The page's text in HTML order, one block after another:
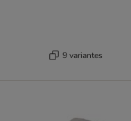
9 variantes